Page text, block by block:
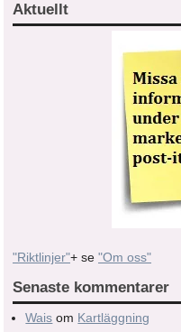
Aktuellt
"Riktlinjer"+ se "Om oss"
Senaste kommentarer
Wais om Kartläggning